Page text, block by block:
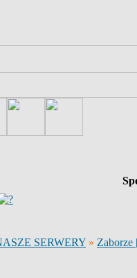
SERWERY » Zaborze